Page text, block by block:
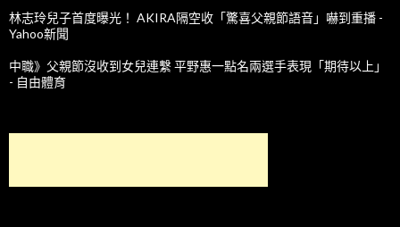
林志玲兒子首度曝光！ AKIRA隔空收「驚喜父親節語音」嚇到重播 -
Yahoo新聞
中職》父親節沒收到女兒連繫 平野惠一點名兩選手表現「期待以上」
- 自由體育